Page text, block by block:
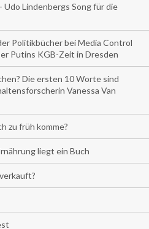
Lindenbergs Song für die
Politikbücher bei Media Control
Putins KGB-Zeit in Dresden
Die ersten 10 Worte sind
Vanessa Van
zu früh komme?
liegt ein Buch